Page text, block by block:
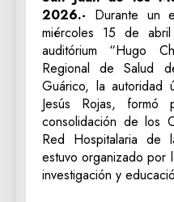
2026.- Durante un
miércoles 15 de
auditórium “Hugo
Regional de Salud
Guárico, la autoridad
Jesús Rojas,
consolidación de los
Red Hospitalaria de
estuvo organizado por
investigación y